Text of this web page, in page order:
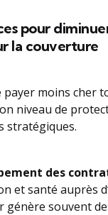
pour
la couverture
payer moins cher
niveau de
stratégiques.
des
et santé auprès
génère souvent